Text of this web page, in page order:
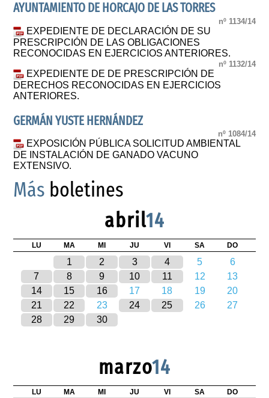
AYUNTAMIENTO DE HORCAJO DE LAS TORRES
nº 1134/14
EXPEDIENTE DE DECLARACIÓN DE SU
PRESCRIPCIÓN DE LAS OBLIGACIONES
RECONOCIDAS EN EJERCICIOS ANTERIORES.
nº 1132/14
EXPEDIENTE DE DE PRESCRIPCIÓN DE
DERECHOS RECONOCIDAS EN EJERCICIOS
ANTERIORES.
GERMÁN YUSTE HERNÁNDEZ
nº 1084/14
EXPOSICIÓN PÚBLICA SOLICITUD AMBIENTAL
DE INSTALACIÓN DE GANADO VACUNO
EXTENSIVO.
Más boletines
abril14
LU MA MI JU VI SA DO
1 2 3 4 5
6
7
8 9 10 11 12
13
14
15 16 17 18 19
20
21
22 23 24 25 26
27
28
29 30
marzo14
LU MA MI JU VI SA DO